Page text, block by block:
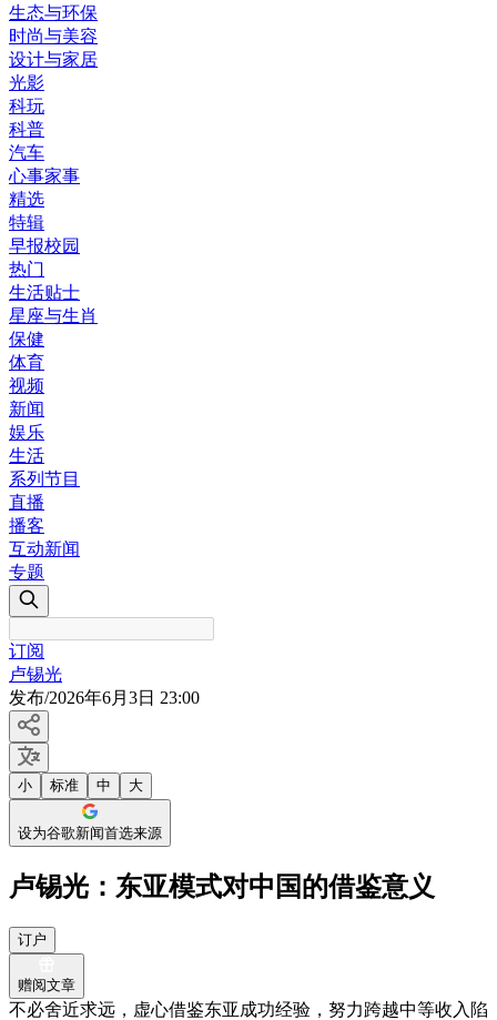
生态与环保
时尚与美容
设计与家居
光影
科玩
科普
汽车
心事家事
精选
特辑
早报校园
热门
生活贴士
星座与生肖
保健
体育
视频
新闻
娱乐
生活
系列节目
直播
播客
互动新闻
专题
订阅
卢锡光
发布/2026年6月3日 23:00
小 标准 中 大
设为谷歌新闻首选来源
卢锡光：东亚模式对中国的借鉴意义
订户
赠阅文章
不必舍近求远，虚心借鉴东亚成功经验，努力跨越中等收入陷